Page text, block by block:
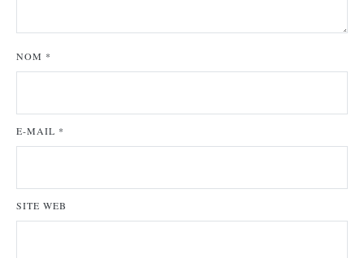
NOM *
E-MAIL *
SITE WEB